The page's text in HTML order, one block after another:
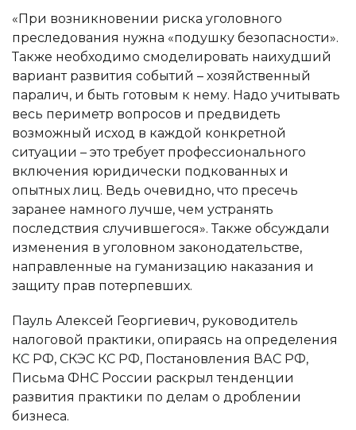
«При возникновении риска уголовного
преследования нужна «подушку безопасности».
Также необходимо смоделировать наихудший
вариант развития событий – хозяйственный
паралич, и быть готовым к нему. Надо учитывать
весь периметр вопросов и предвидеть
возможный исход в каждой конкретной
ситуации – это требует профессионального
включения юридически подкованных и
опытных лиц. Ведь очевидно, что пресечь
заранее намного лучше, чем устранять
последствия случившегося». Также обсуждали
изменения в уголовном законодательстве,
направленные на гуманизацию наказания и
защиту прав потерпевших.
Пауль Алексей Георгиевич, руководитель
налоговой практики, опираясь на определения
КС РФ, СКЭС КС РФ, Постановления ВАС РФ,
Письма ФНС России раскрыл тенденции
развития практики по делам о дроблении
бизнеса.